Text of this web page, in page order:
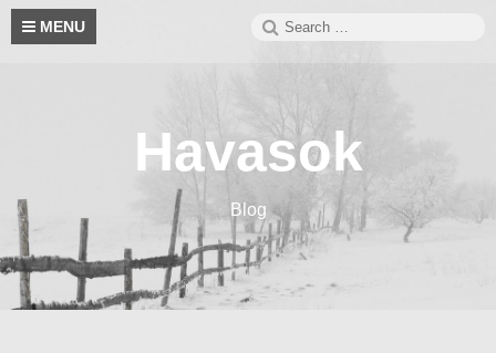
Skip
content
MENU
Search
Havasok
Blog